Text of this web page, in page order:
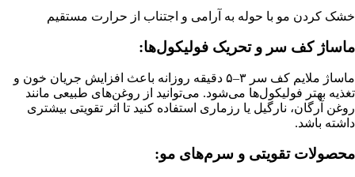
خشک کردن مو با حوله به آرامی و اجتناب از حرارت مستقیم
ماساژ کف سر و تحریک فولیکول‌ها:
ماساژ ملایم کف سر ۳–۵ دقیقه روزانه باعث افزایش جریان خون و
تغذیه بهتر فولیکول‌ها می‌شود. می‌توانید از روغن‌های طبیعی مانند
روغن آرگان، نارگیل یا رزماری استفاده کنید تا اثر تقویتی بیشتری
داشته باشد.
محصولات تقویتی و سرم‌های مو: